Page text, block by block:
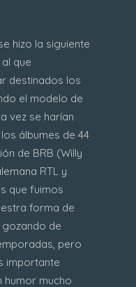
hizo la siguiente
que
destinados los
el modelo de
vez se harían
álbumes de 44
de BRB (Willy
RTL y
que fuimos
forma de
de
pero
importante
humor mucho